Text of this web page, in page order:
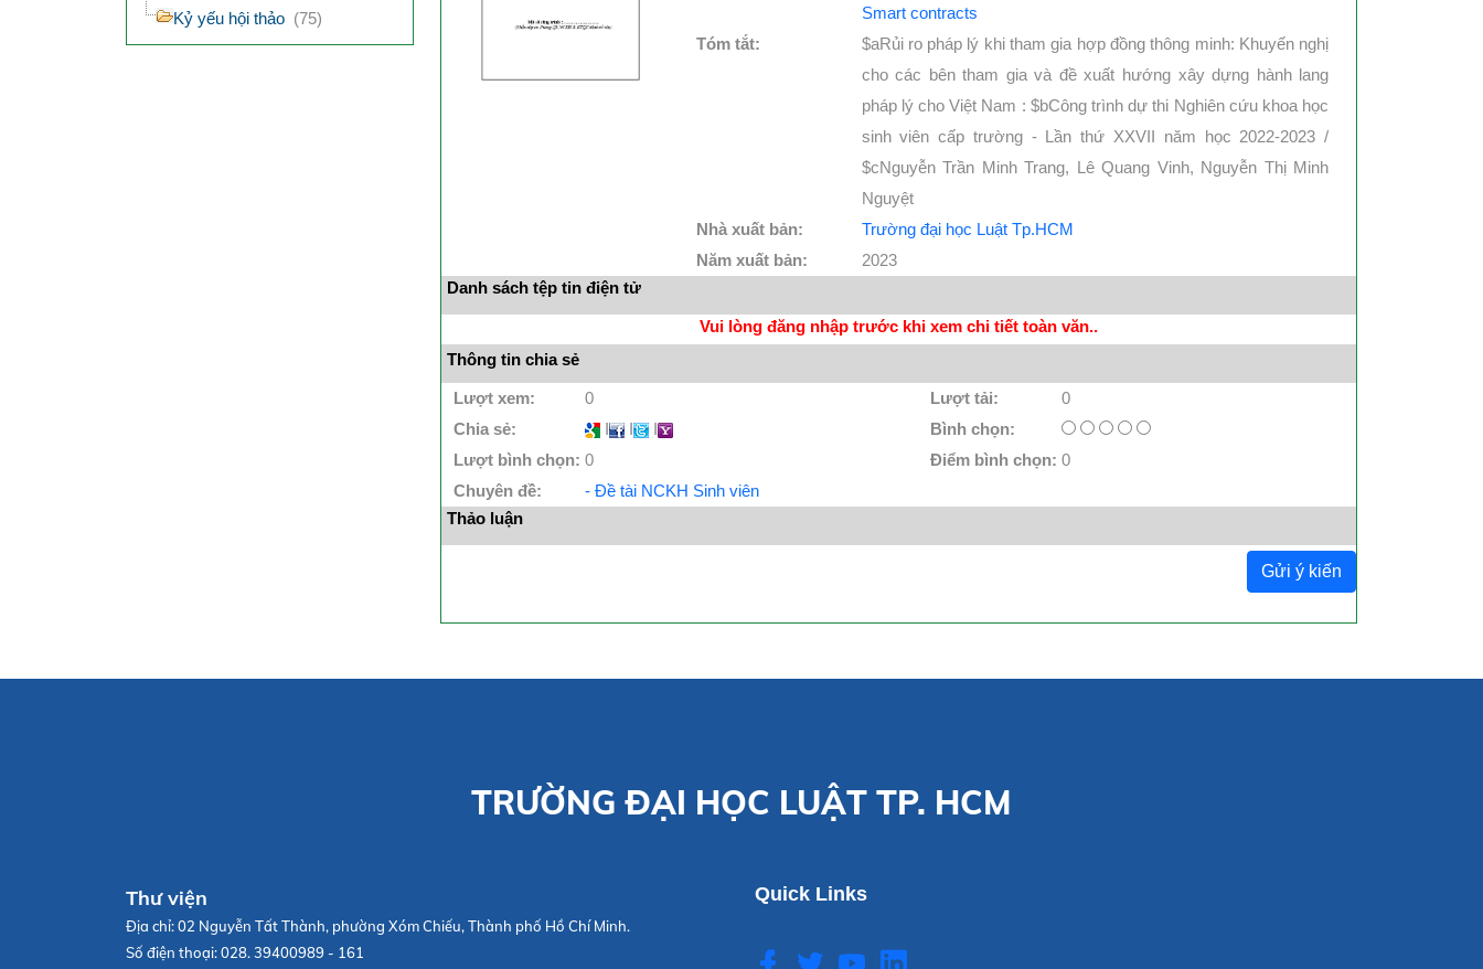
Kỷ yếu hội thảo (75)
Smart contracts
Tóm tắt:
$aRủi ro pháp lý khi tham gia hợp đồng thông minh: Khuyến nghị
cho các bên tham gia và đề xuất hướng xây dựng hành lang
pháp lý cho Việt Nam : $bCông trình dự thi Nghiên cứu khoa học
sinh viên cấp trường - Lần thứ XXVII năm học 2022-2023 /
$cNguyễn Trần Minh Trang, Lê Quang Vinh, Nguyễn Thị Minh
Nguyệt
Nhà xuất bản:
Trường đại học Luật Tp.HCM
Năm xuất bản:
2023
Danh sách tệp tin điện tử
Vui lòng đăng nhập trước khi xem chi tiết toàn văn..
Thông tin chia sẻ
Lượt xem: 0 Lượt tải:
0
Chia sẻ:
I I I
Bình chọn:
Lượt bình chọn: 0 Điểm bình chọn: 0
Chuyên đề:
- Đề tài NCKH Sinh viên
Thảo luận
Gửi ý kiến
TRƯỜNG ĐẠI HỌC LUẬT TP. HCM
Thư viện
Địa chỉ:02 Nguyễn Tất Thành, phường Xóm Chiếu, Thành phố Hồ Chí Minh.
Số điện thoại:028. 39400989 - 161
Quick Links